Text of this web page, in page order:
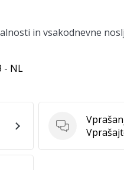
in vsakodnevne
- NL
Vprašanja